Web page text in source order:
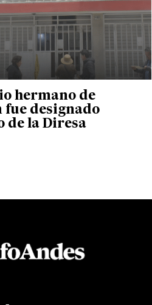
hermano de
fue designado
la Diresa